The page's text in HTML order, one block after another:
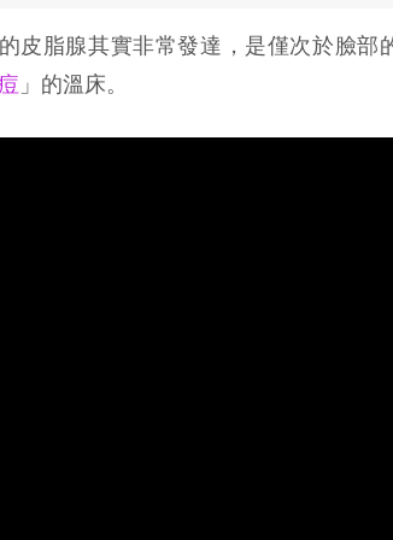
皮脂腺其實非常發達，是僅次於臉
」的溫床。